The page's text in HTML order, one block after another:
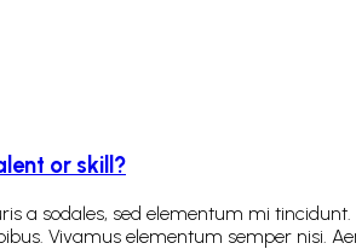
or skill?
a sodales, sed elementum mi
Vivamus elementum semper nisi.